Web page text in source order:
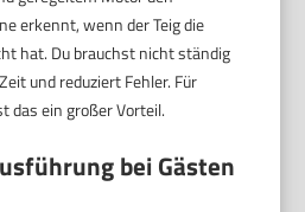
erkennt, wenn der Teig die
hat. Du brauchst nicht ständig
und reduziert Fehler. Für
das ein großer Vorteil.
bei Gästen